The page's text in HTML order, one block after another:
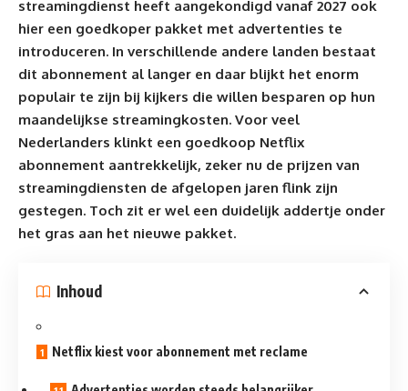
streamingdienst heeft aangekondigd vanaf 2027 ook
hier een goedkoper pakket met advertenties te
introduceren. In verschillende andere landen bestaat
dit abonnement al langer en daar blijkt het enorm
populair te zijn bij kijkers die willen besparen op hun
maandelijkse streamingkosten. Voor veel
Nederlanders klinkt een goedkoop Netflix
abonnement aantrekkelijk, zeker nu de prijzen van
streamingdiensten de afgelopen jaren flink zijn
gestegen. Toch zit er wel een duidelijk addertje onder
het gras aan het nieuwe pakket.
Inhoud
Netflix kiest voor abonnement met reclame